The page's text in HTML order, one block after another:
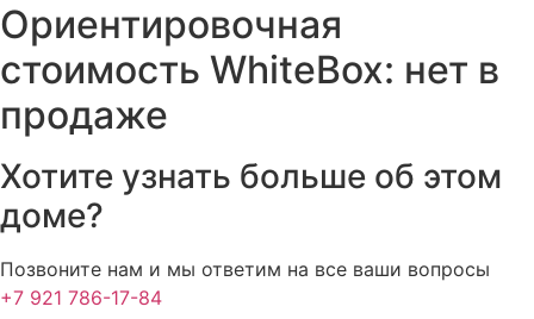
Ориентировочная
стоимость WhiteBox: нет в
продаже
Хотите узнать больше об этом
доме?
Позвоните нам и мы ответим на все ваши вопросы
+7 921 786-17-84